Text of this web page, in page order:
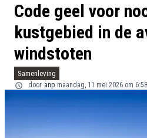
Code geel voor
kustgebied in de
windstoten
Samenleving
door anp maandag, 11 mei 2026 om 6:58